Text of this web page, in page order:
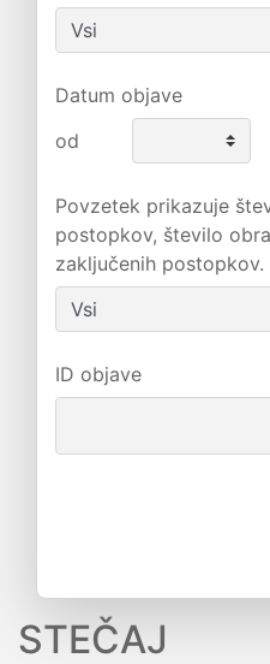
Datum objave
od
Povzetek prikazuje
postopkov, število
zaključenih postopkov.
ID objave
STEČAJ